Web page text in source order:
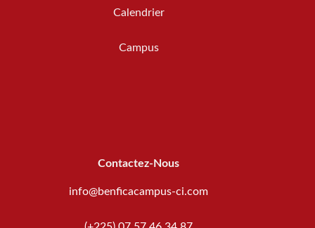
Calendrier
Campus
Contactez-Nous
info@benficacampus-ci.com